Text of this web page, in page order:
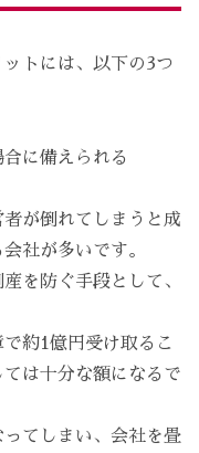
トには、以下の3つ
に備えられる
が倒れてしまうと成
社が多いです。
を防ぐ手段として、
約1億円受け取るこ
は十分な額になるで
てしまい、会社を畳